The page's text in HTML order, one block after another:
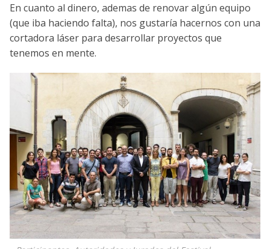
En cuanto al dinero, ademas de renovar algún equipo
(que iba haciendo falta), nos gustaría hacernos con una
cortadora láser para desarrollar proyectos que
tenemos en mente.